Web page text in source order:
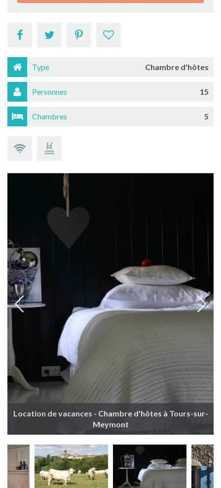
Type Chambre d'hôtes
Personnes 15
Chambres 5
Location de vacances - Chambre d'hôtes à Tours-sur-
Meymont